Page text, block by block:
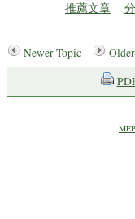
推薦文章
Newer Topic